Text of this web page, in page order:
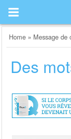
content
Home » Message de
Des